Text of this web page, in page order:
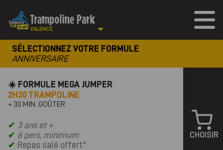
VALENCE
SÉLECTIONNEZ VOTRE FORMULE
ANNIVERSAIRE
☀️ FORMULE MEGA JUMPER
2H30 TRAMPOLINE
+ 30 MIN. GOÛTER
✔ 3 ans et +
✔ 6 pers. minimum
✔ Repas salé offert*
CHOISIR